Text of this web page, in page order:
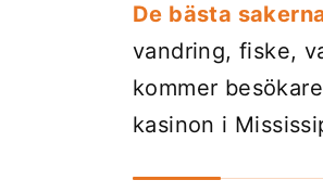
De bästa
vandring, fiske,
kommer
kasinon i